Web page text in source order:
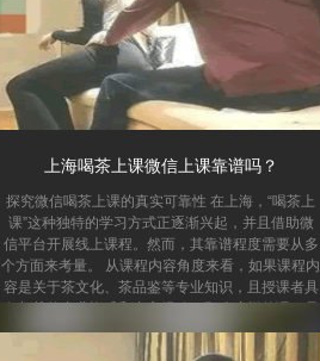
上海喝茶上课微信上课靠谱吗？
探究微信喝茶上课的真实可靠性 在上海，“喝茶上
课”这种独特的学习方式正逐渐兴起，并且借助微
信平台开展线上课程。然而，其靠谱程度需要从多
个方面来考量。 从课程内容角度来看，如果课程内
容是关于茶文化、茶品鉴等专业知识，且授课者具
有一定价值的。比如，一些资深茶艺师通过微信直
播讲解茶叶的种类、冲泡技巧等知识，能让学员在